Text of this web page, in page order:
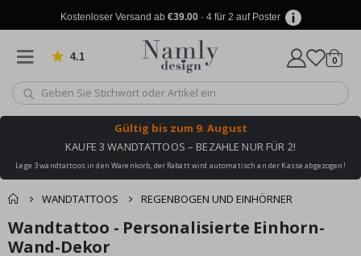
Kostenloser Versand ab €39.00· 4 für 2 auf Poster
4.1 von 1029 Bewertungen
Wagen
0
Gültig bis zum 9. August
KAUFE 3 WANDTATTOOS – BEZAHLE NUR FÜR 2!
Lege 3 wandtattoos in den Warenkorb, der Rabatt wird automatisch an der Kasse abgezogen!
WANDTATTOOS REGENBOGEN UND EINHÖRNER
Produkt zum Wagen Kasse
Zum
Ende
Zum
Anfang
Wandtattoo - Personalisierte Einhorn-
Wand-Dekor